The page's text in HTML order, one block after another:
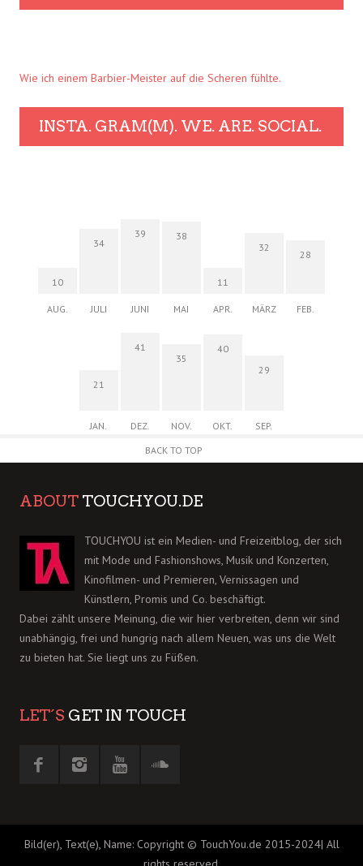
Wie ich einem Barbier-Meister auf die Scheren fühlte.
INSTA. GRAM(M). WE. ARE. SOCIAL.
10
AUG.
34
JULI
39
JUNI
38
MAI
11
APR.
32
MÄRZ
28
FEB.
21
JAN.
41
DEZ.
35
NOV.
40
OKT.
29
SEP.
BACK TO TOP
ABOUT TOUCHYOU.DE
TOUCHYOU ist ein Medien- und Freizeitblog, der sich
mit Mode und Fashionshows, Musik und Konzerten,
Kinofilmen- und Premieren, Vernissagen und
Künstlern, Promis und Co. beschäftigt.
Dabei zählt unsere Meinung, die wir hier verbreiten, denn wir sind
unabhängig, frei und hungrig nach allem Neuen, was uns die Welt
zu bieten hat. Sie liegt uns zu Füßen.
LET´S GET IN TOUCH
Bild(er), Text(e), Name: Copyright © TouchYou.de 2015-2024| All